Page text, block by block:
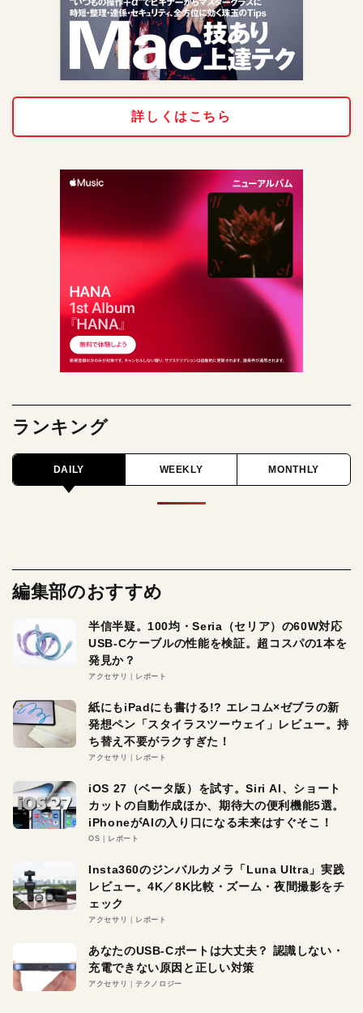
詳しくはこちら
ランキング
DAILY WEEKLY MONTHLY
編集部のおすすめ
半信半疑。100均・Seria（セリア）の60W対応
USB-Cケーブルの性能を検証。超コスパの1本を
発見か？
アクセサリ レポート
紙にもiPadにも書ける!? エレコム×ゼブラの新
発想ペン「スタイラスツーウェイ」レビュー。持
ち替え不要がラクすぎた！
アクセサリ レポート
iOS 27（ベータ版）を試す。Siri AI、ショート
カットの自動作成ほか、期待大の便利機能5選。
iPhoneがAIの入り口になる未来はすぐそこ！
OS レポート
Insta360のジンバルカメラ「Luna Ultra」実践
レビュー。4K／8K比較・ズーム・夜間撮影をチ
ェック
アクセサリ レポート
あなたのUSB-Cポートは大丈夫？ 認識しない・
充電できない原因と正しい対策
アクセサリ テクノロジー